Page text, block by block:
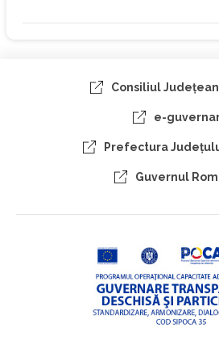
Consiliul
e-
Prefectura
Guvernul